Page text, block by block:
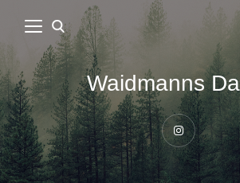
Waidmanns
Instagram